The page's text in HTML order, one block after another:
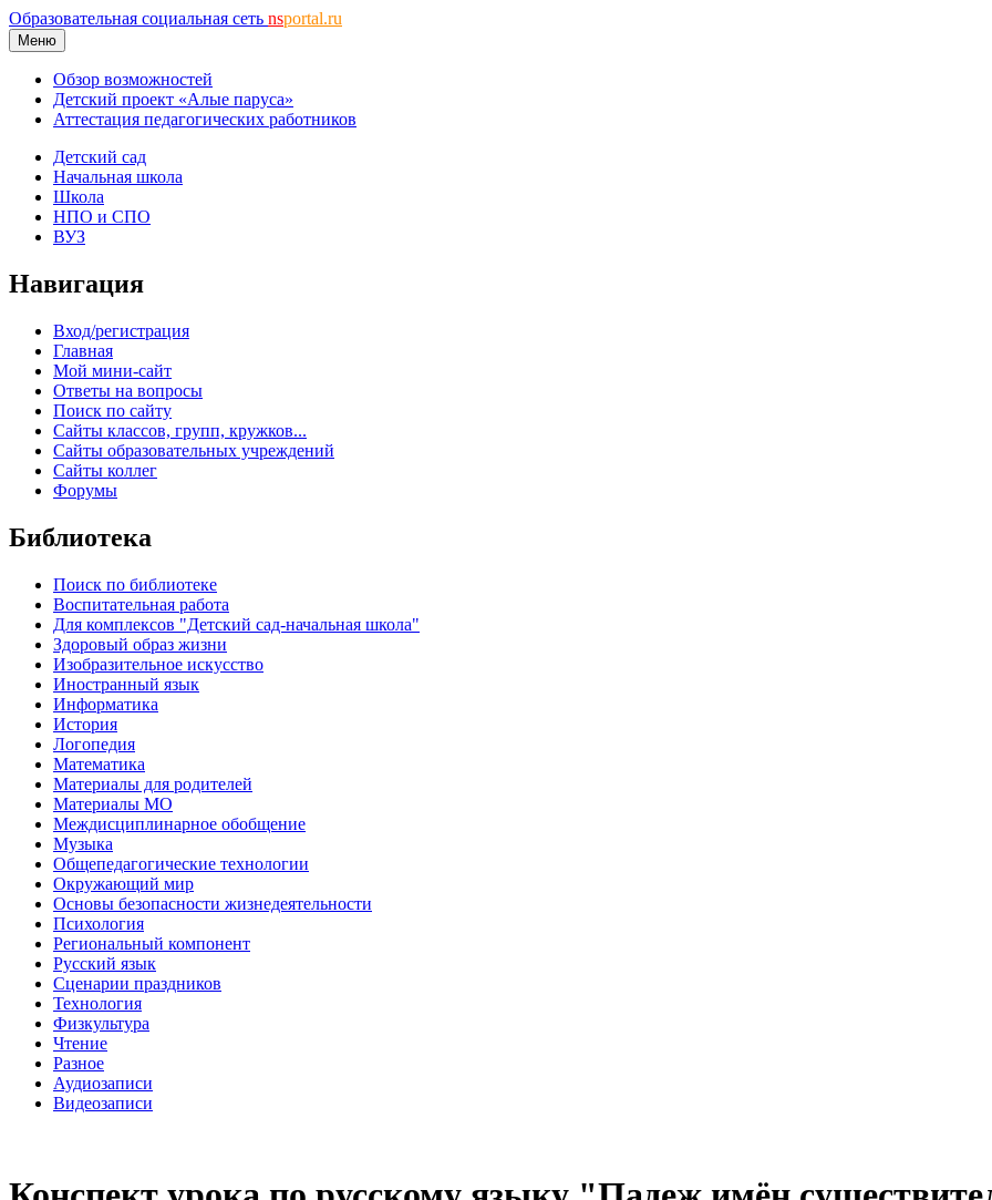
Образовательная социальная сеть nsportal.ru
Меню
Обзор возможностей
Детский проект «Алые паруса»
Аттестация педагогических работников
Детский сад
Начальная школа
Школа
НПО и СПО
ВУЗ
Навигация
Вход/регистрация
Главная
Мой мини-сайт
Ответы на вопросы
Поиск по сайту
Сайты классов, групп, кружков...
Сайты образовательных учреждений
Сайты коллег
Форумы
Библиотека
Поиск по библиотеке
Воспитательная работа
Для комплексов "Детский сад-начальная школа"
Здоровый образ жизни
Изобразительное искусство
Иностранный язык
Информатика
История
Логопедия
Математика
Материалы для родителей
Материалы МО
Междисциплинарное обобщение
Музыка
Общепедагогические технологии
Окружающий мир
Основы безопасности жизнедеятельности
Психология
Региональный компонент
Русский язык
Сценарии праздников
Технология
Физкультура
Чтение
Разное
Аудиозаписи
Видеозаписи